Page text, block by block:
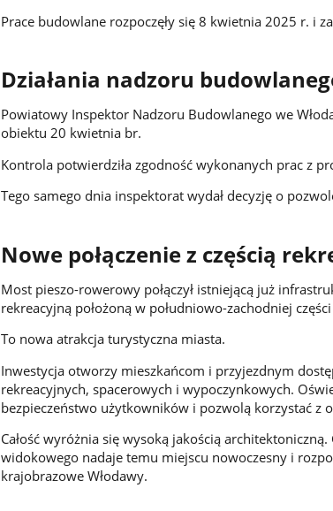
Prace budowlane rozpoczęły się 8 kwietnia 2025 r. i
Działania nadzoru
Powiatowy Inspektor Nadzoru Budowlanego we
obiektu 20 kwietnia br.
Kontrola potwierdziła zgodność wykonanych prac z
Tego samego dnia inspektorat wydał decyzję o
Nowe połączenie z częścią
Most pieszo-rowerowy połączył istniejącą już
rekreacyjną położoną w południowo-zachodniej
To nowa atrakcja turystyczna miasta.
Inwestycja otworzy mieszkańcom i przyjezdnym
rekreacyjnych, spacerowych i wypoczynkowych.
bezpieczeństwo użytkowników i pozwolą korzystać z
Całość wyróżnia się wysoką jakością
widokowego nadaje temu miejscu nowoczesny i
krajobrazowe Włodawy.